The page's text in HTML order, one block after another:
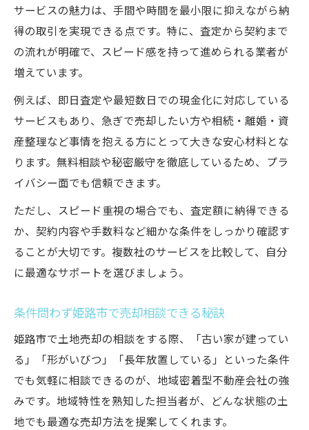
サービスの魅力は、手間や時間を最小限に抑えながら納
得の取引を実現できる点です。特に、査定から契約まで
の流れが明確で、スピード感を持って進められる業者が
増えています。
例えば、即日査定や最短数日での現金化に対応している
サービスもあり、急ぎで売却したい方や相続・離婚・資
産整理など事情を抱える方にとって大きな安心材料とな
ります。無料相談や秘密厳守を徹底しているため、プラ
イバシー面でも信頼できます。
ただし、スピード重視の場合でも、査定額に納得できる
か、契約内容や手数料など細かな条件をしっかり確認す
ることが大切です。複数社のサービスを比較して、自分
に最適なサポートを選びましょう。
条件問わず姫路市で売却相談できる秘訣
姫路市で土地売却の相談をする際、「古い家が建ってい
る」「形がいびつ」「長年放置している」といった条件
でも気軽に相談できるのが、地域密着型不動産会社の強
みです。地域特性を熟知した担当者が、どんな状態の土
地でも最適な売却方法を提案してくれます。